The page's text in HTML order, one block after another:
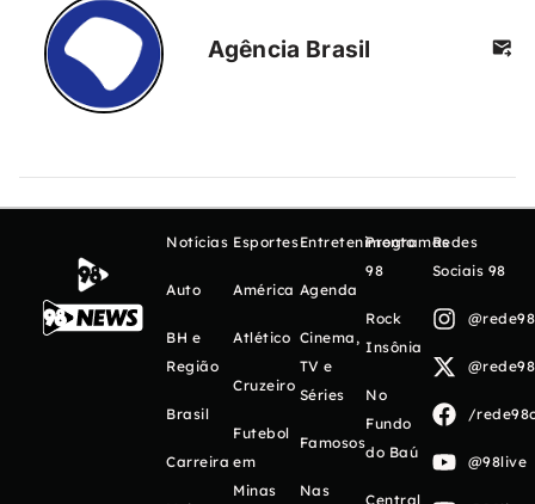
Agência Brasil
Notícias
Auto
BH e
Região
Brasil
Carreira
Esportes
América
Atlético
Cruzeiro
Futebol
em
Minas
Entretenimento
Agenda
Cinema,
TV e
Séries
Famosos
Nas
Programas
98
Rock
Insônia
No
Fundo
do Baú
Central
Redes
Sociais 98
/
@98live